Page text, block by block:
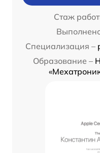
Стаж
Специализация –
Образование –